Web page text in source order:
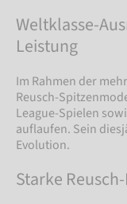
Weltklasse-
Leistung
Im Rahmen der
Reusch-
League-Spielen
auflaufen. Sein
Evolution.
Starke